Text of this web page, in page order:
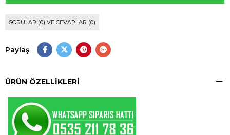
SORULAR (0) VE CEVAPLAR (0)
Paylaş
ÜRÜN ÖZELLIKLERI